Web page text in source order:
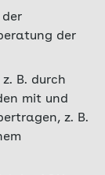
der
B. durch
mit und
z. B.